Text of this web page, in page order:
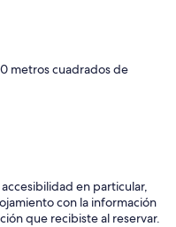
metros cuadrados de
en particular,
con la información
que recibiste al reservar.